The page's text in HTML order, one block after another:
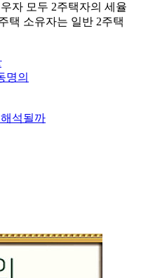
자 모두 2주택자의 세율
택 소유자는 일반 2주택
명의
석될까